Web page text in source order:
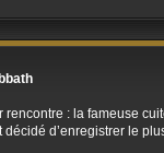
rencontre : la fameuse
d’enregistrer le